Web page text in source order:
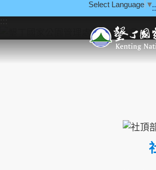
Select Language ▼
:::